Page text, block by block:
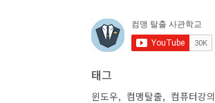
태그
윈도우 컴맹탈출 컴퓨터강의